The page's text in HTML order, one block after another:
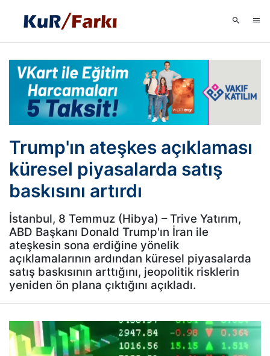
Trump'ın ateşkes açıklaması
küresel piyasalarda satış
baskısını artırdı
İstanbul, 8 Temmuz (Hibya) – Trive Yatırım,
ABD Başkanı Donald Trump'ın İran ile
ateşkesin sona erdiğine yönelik
açıklamalarının ardından küresel piyasalarda
satış baskısının arttığını, jeopolitik risklerin
yeniden ön plana çıktığını açıkladı.